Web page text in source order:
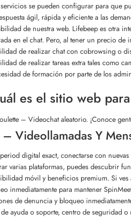
servicios se pueden configurar para que
ágil, rápida y eficiente a las
de nuestra web. Lifebeep es otra
en el chat. Pero, al tener un precio
de realizar chat con cobrowsing o
de realizar tareas extra tales como
de formación por parte de los
es el sitio web
– Videochat aleatorio. ¡Conoce
Videollamadas Y
digital exact, conectarse con
varias plataformas, puedes descubrir
móvil y beneficios premium. Si
inmediatamente para mantener
de denuncia y bloqueo
ayuda o soporte, centro de seguridad